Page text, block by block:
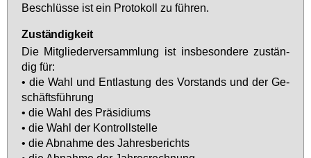
Be­schlüs­se ist ein Pro­to­koll zu füh­ren.
Zuständigkeit
Die Mit­glie­der­ver­samm­lung ist ins­be­son­de­re zu­stän­
dig für:
• die Wahl und Ent­las­tung des Vor­stands und der Ge­
schäfts­füh­rung
• die Wahl des Prä­si­di­ums
• die Wahl der Kon­troll­stel­le
• die Ab­nah­me des Jah­res­be­richts